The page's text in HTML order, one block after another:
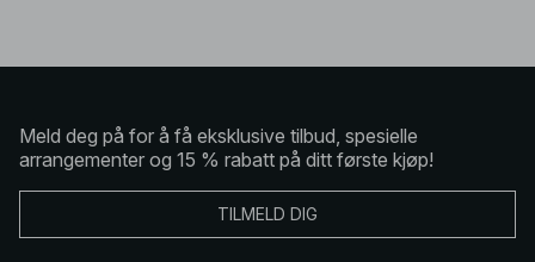
Meld deg på for å få eksklusive tilbud, spesielle
arrangementer og 15 % rabatt på ditt første kjøp!
TILMELD DIG